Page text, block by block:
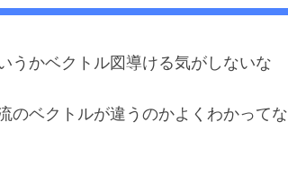
うかベクトル図導ける気がしないな
のベクトルが違うのかよくわかってな